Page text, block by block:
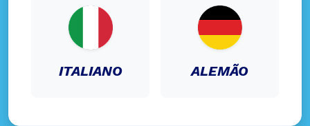
ITALIANO ALEMÃO